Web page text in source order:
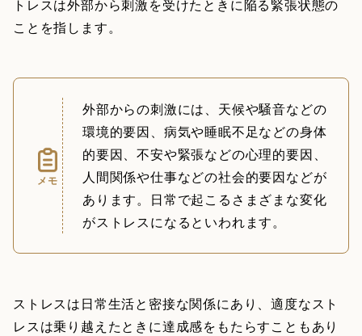
トレスは外部から刺激を受けたときに陥る緊張状態の
ことを指します。
メモ
外部からの刺激には、天候や騒音などの
環境的要因、病気や睡眠不足などの身体
的要因、不安や緊張などの心理的要因、
人間関係や仕事などの社会的要因などが
あります。日常で起こるさまざまな変化
がストレスになるといわれます。
ストレスは日常生活と密接な関係にあり、適度なスト
レスは乗り越えたときに達成感をもたらすこともあり